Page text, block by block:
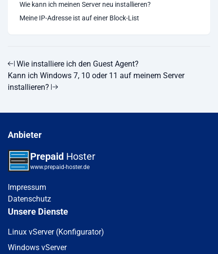
Wie kann ich meinen Server neu installieren?
Meine IP-Adresse ist auf einer Block-List
Wie installiere ich den Guest Agent?
Kann ich Windows 7, 10 oder 11 auf meinem Server
installieren?
Anbieter
Prepaid Hoster
www.prepaid-hoster.de
Impressum
Datenschutz
Unsere Dienste
Linux vServer (Konfigurator)
Windows vServer